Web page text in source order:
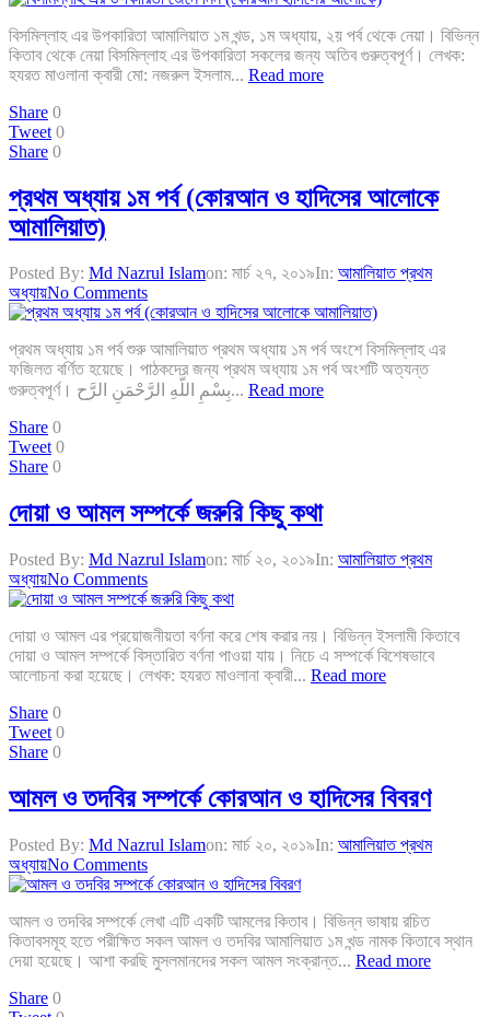
বিসমিল্লাহ এর উপকারিতা আমালিয়াত ১ম খন্ড, ১ম অধ্যায়, ২য় পর্ব থেকে নেয়া। বিভিন্ন
কিতাব থেকে নেয়া বিসমিল্লাহ এর উপকারিতা সকলের জন্য অতিব গুরুত্বপূর্ণ। লেখক:
হযরত মাওলানা ক্বারী মো: নজরুল ইসলাম... Read more
Share 0
Tweet 0
Share 0
প্রথম অধ্যায় ১ম পর্ব (কোরআন ও হাদিসের আলোকে
আমালিয়াত)
Posted By: Md Nazrul Islamon: মার্চ ২৭, ২০১৯In: আমালিয়াত প্রথম
অধ্যায়No Comments
প্রথম অধ্যায় ১ম পর্ব শুরু আমালিয়াত প্রথম অধ্যায় ১ম পর্ব অংশে বিসমিল্লাহ এর
ফজিলত বর্ণিত হয়েছে। পাঠকদের জন্য প্রথম অধ্যায় ১ম পর্ব অংশটি অত্যন্ত
গুরুত্বপূর্ণ। بِسْمِ اللَّهِ الرَّحْمَنِ الرَّح... Read more
Share 0
Tweet 0
Share 0
দোয়া ও আমল সম্পর্কে জরুরি কিছু কথা
Posted By: Md Nazrul Islamon: মার্চ ২০, ২০১৯In: আমালিয়াত প্রথম
অধ্যায়No Comments
দোয়া ও আমল এর প্রয়োজনীয়তা বর্ণনা করে শেষ করার নয়। বিভিন্ন ইসলামী কিতাবে
দোয়া ও আমল সম্পর্কে বিস্তারিত বর্ণনা পাওয়া যায়। নিচে এ সম্পর্কে বিশেষভাবে
আলোচনা করা হয়েছে। লেখক: হযরত মাওলানা ক্বারী... Read more
Share 0
Tweet 0
Share 0
আমল ও তদবির সম্পর্কে কোরআন ও হাদিসের বিবরণ
Posted By: Md Nazrul Islamon: মার্চ ২০, ২০১৯In: আমালিয়াত প্রথম
অধ্যায়No Comments
আমল ও তদবির সম্পর্কে লেখা এটি একটি আমলের কিতাব। বিভিন্ন ভাষায় রচিত
কিতাবসমূহ হতে পরীক্ষিত সকল আমল ও তদবির আমালিয়াত ১ম খন্ড নামক কিতাবে স্থান
দেয়া হয়েছে। আশা করছি মুসলমানদের সকল আমল সংক্রান্ত... Read more
Share 0